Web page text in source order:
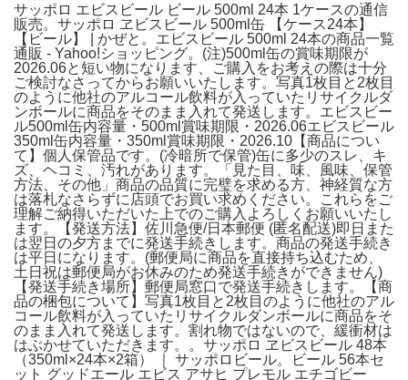
サッポロ エビスビール ビール 500ml 24本 1ケースの通信
販売。サッポロ ヱビスビール 500ml缶 【ケース24本】
【ビール】 | かぜと。エビスビール 500ml 24本の商品一覧
通販 - Yahoo!ショッピング。(注)500ml缶の賞味期限が
2026.06と短い物になります、ご購入をお考えの際は十分
ご検討なさってからお願いいたします。写真1枚目と2枚目
のように他社のアルコール飲料が入っていたリサイクルダ
ンボールに商品をそのまま入れて発送します。エビスビー
ル500ml缶内容量・500ml賞味期限・2026.06エビスビール
350ml缶内容量・350ml賞味期限・2026.10【商品につい
て】個人保管品です。(冷暗所で保管)缶に多少のスレ、キ
ズ、ヘコミ、汚れがあります。「見た目、味、風味、保管
方法、その他」商品の品質に完璧を求める方、神経質な方
は落札なさらずに店頭でお買い求めください。これらをご
理解ご納得いただいた上でのご購入よろしくお願いいたし
ます。【発送方法】佐川急便/日本郵便 (匿名配送)即日また
は翌日の夕方までに発送手続きします。商品の発送手続き
は平日になります。(郵便局に商品を直接持ち込むため、
土日祝は郵便局がお休みのため発送手続きができません)
【発送手続き場所】郵便局窓口で発送手続きします。【商
品の梱包について】写真1枚目と2枚目のように他社のアル
コール飲料が入っていたリサイクルダンボールに商品をそ
のまま入れて発送します。割れ物ではないので、緩衝材は
はぶかせていただきます。。サッポロ ヱビスビール 48本
（350ml×24本×2箱） ｜ サッポロビール。ビール 56本セ
ット グッドエール エビス アサヒ プレモル エチゴビー